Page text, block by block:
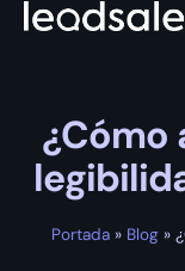
¿Cómo
Portada» Blog»